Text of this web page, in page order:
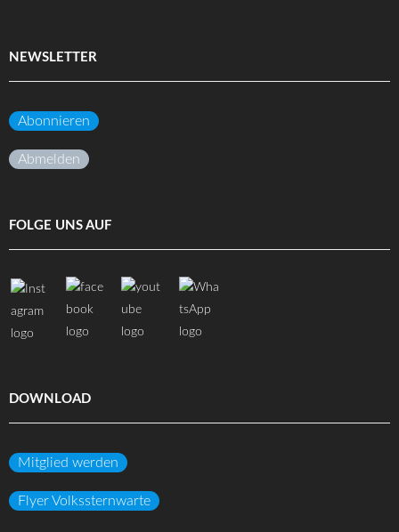
NEWSLETTER
Abonnieren
Abmelden
FOLGE UNS AUF
DOWNLOAD
Mitglied werden
Flyer Volkssternwarte